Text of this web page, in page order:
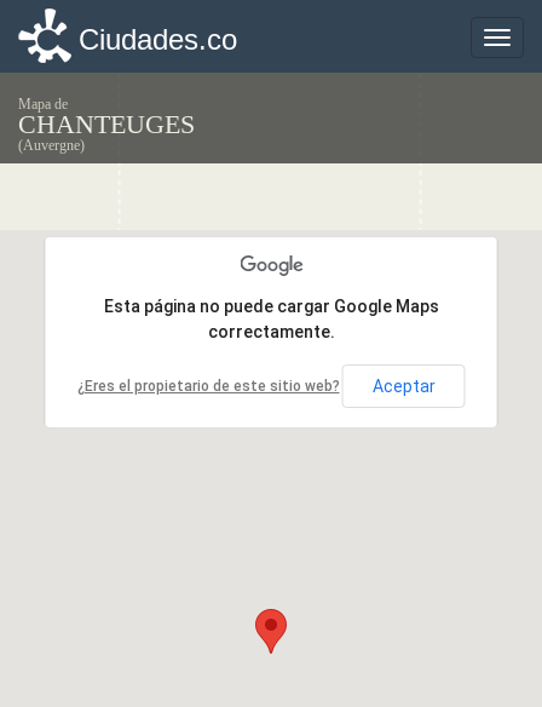
Toggle
Ciudades.co
Mapa de
CHANTEUGES
(Auvergne)
Esta página no puede cargar Google Maps
correctamente.
¿Eres el propietario de este sitio web? Aceptar
Esta página no puede cargar Google Maps
correctamente.
¿Eres el propietario de este sitio web? Aceptar
Toggle
Ciudades.co